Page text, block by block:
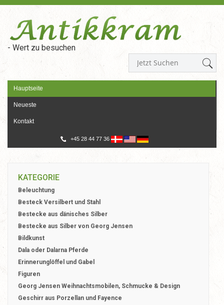
- Wert zu besuchen
Hauptseite
Neueste
Kontakt
+45 28 44 77 36
KATEGORIE
Beleuchtung
Besteck Versilbert und Stahl
Bestecke aus dänisches Silber
Bestecke aus Silber von Georg Jensen
Bildkunst
Dala oder Dalarna Pferde
Erinnerunglöffel und Gabel
Figuren
Georg Jensen Weihnachtsmobilen, Schmucke & Design
Geschirr aus Porzellan und Fayence